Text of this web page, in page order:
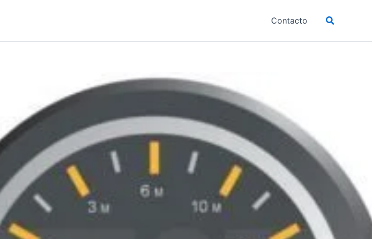
Contacto Buscar